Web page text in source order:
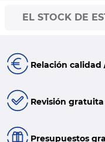
EL STOCK DE
Relación calidad
Revisión
Presupuestos